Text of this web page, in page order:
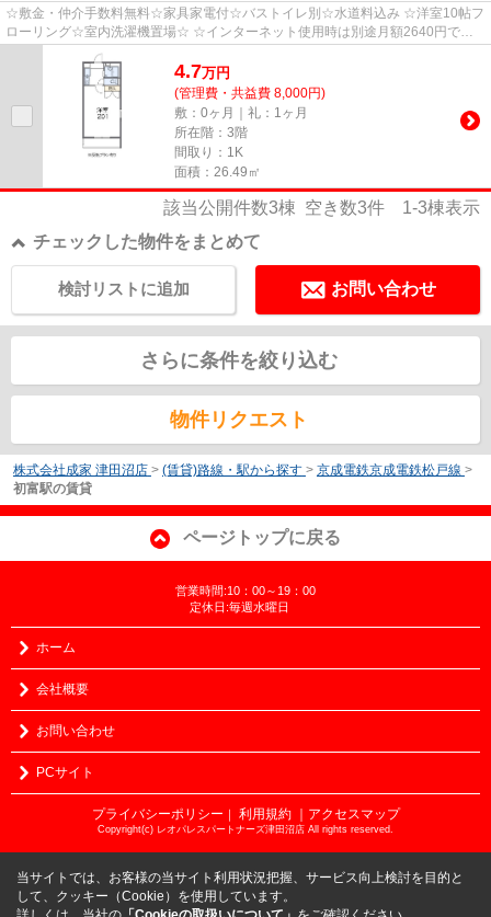
☆敷金・仲介手数料無料☆家具家電付☆バストイレ別☆水道料込み ☆洋室10帖フ
ローリング☆室内洗濯機置場☆ ☆インターネット使用時は別途月額2640円で使
4.7万円
(管理費・共益費 8,000円)
敷：0ヶ月｜礼：1ヶ月
所在階：3階
間取り：1K
面積：26.49㎡
該当公開件数3棟 空き数3件 1-3棟表示
チェックした物件をまとめて
お問い合わせ
検討リストに追加
さらに条件を絞り込む
物件リクエスト
株式会社成家 津田沼店 > (賃貸)路線・駅から探す > 京成電鉄京成電鉄松戸線 >
初富駅の賃貸
ページトップに戻る
営業時間:10：00～19：00
定休日:毎週水曜日
ホーム
会社概要
お問い合わせ
PCサイト
プライバシーポリシー ｜ 利用規約 ｜アクセスマップ
Copyright(c) レオパレスパートナーズ津田沼店 All rights reserved.
当サイトでは、お客様の当サイト利用状況把握、サービス向上検討を目的と
して、クッキー（Cookie）を使用しています。